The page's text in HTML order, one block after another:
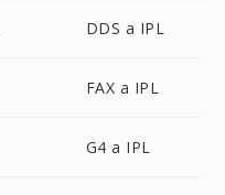
DDS a IPL
FAX a IPL
G4 a IPL